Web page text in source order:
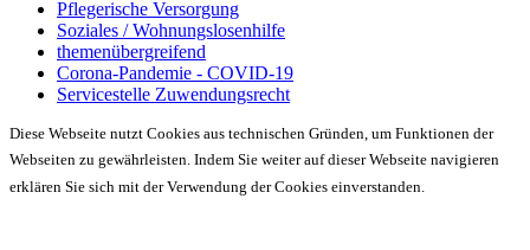
Pflegerische Versorgung
Soziales / Wohnungslosenhilfe
themenübergreifend
Corona-Pandemie - COVID-19
Servicestelle Zuwendungsrecht
Diese Webseite nutzt Cookies aus technischen Gründen, um Funktionen der
Webseiten zu gewährleisten. Indem Sie weiter auf dieser Webseite navigieren
erklären Sie sich mit der Verwendung der Cookies einverstanden.